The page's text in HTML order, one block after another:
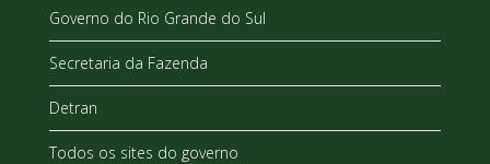
Governo do Rio Grande do Sul
Secretaria da Fazenda
Detran
Todos os sites do governo